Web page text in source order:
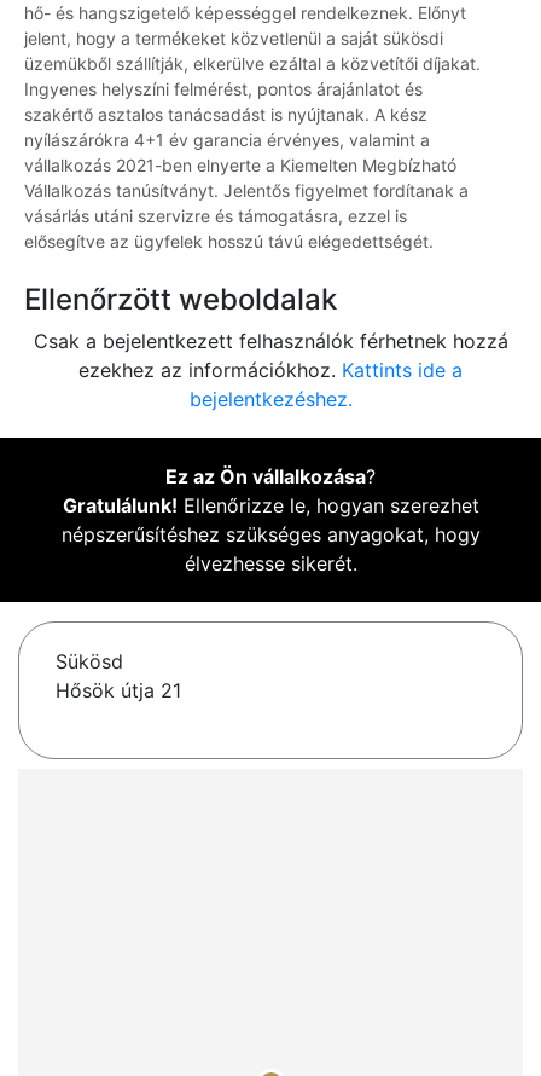
hő- és hangszigetelő képességgel rendelkeznek. Előnyt
jelent, hogy a termékeket közvetlenül a saját sükösdi
üzemükből szállítják, elkerülve ezáltal a közvetítői díjakat.
Ingyenes helyszíni felmérést, pontos árajánlatot és
szakértő asztalos tanácsadást is nyújtanak. A kész
nyílászárókra 4+1 év garancia érvényes, valamint a
vállalkozás 2021-ben elnyerte a Kiemelten Megbízható
Vállalkozás tanúsítványt. Jelentős figyelmet fordítanak a
vásárlás utáni szervizre és támogatásra, ezzel is
elősegítve az ügyfelek hosszú távú elégedettségét.
Ellenőrzött weboldalak
Csak a bejelentkezett felhasználók férhetnek hozzá
ezekhez az információkhoz. Kattints ide a
bejelentkezéshez.
Ez az Ön vállalkozása?
Gratulálunk! Ellenőrizze le, hogyan szerezhet
népszerűsítéshez szükséges anyagokat, hogy
élvezhesse sikerét.
Sükösd
Hősök útja 21